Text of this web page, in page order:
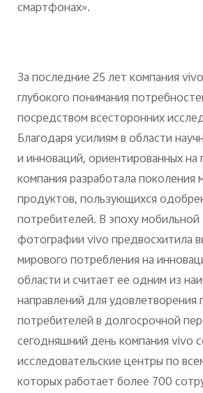
смартфонах».
За последние 25 лет компания
глубокого понимания
посредством всесторонних
Благодаря усилиям в области
и инноваций, ориентированных на
компания разработала поколения
продуктов, пользующихся
потребителей. В эпоху мобильной
фотографии vivo предвосхитила
мирового потребления на
области и считает ее одним из
направлений для удовлетворения
потребителей в долгосрочной
сегодняшний день компания vivo
исследовательские центры по
которых работает более 700